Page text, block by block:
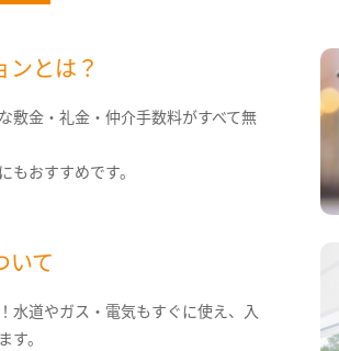
ンとは？
敷金・礼金・仲介手数料がすべて無
もおすすめです。
いて
水道やガス・電気もすぐに使え、入
。